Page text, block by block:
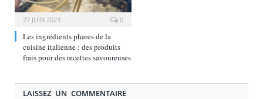
27 JUIN 2023 0
Les ingrédients phares de la
cuisine italienne : des produits
frais pour des recettes savoureuses
LAISSEZ UN COMMENTAIRE